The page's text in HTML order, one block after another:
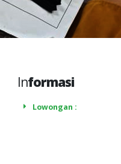
Informasi
Lowongan :